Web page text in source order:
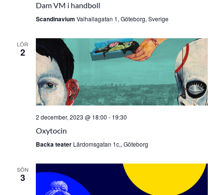
Dam VM i handboll
Scandinavium Valhallagatan 1, Göteborg, Sverige
LÖR
2
2 december, 2023 @ 18:00 - 19:30
Oxytocin
Backa teater Lärdomsgatan 1c,, Göteborg
SÖN
3